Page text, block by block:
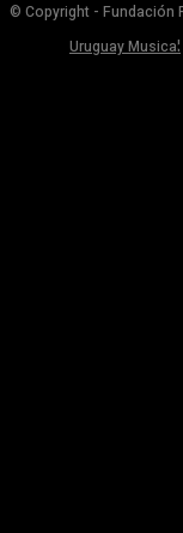
© Copyright - Fundación
Uruguay Musical